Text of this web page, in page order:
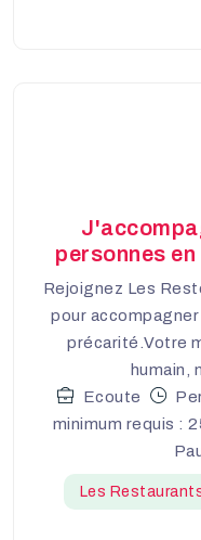
personnes
Rejoignez Les
pour
précarité.Votre
humain,
Ecoute
minimum requis :
Les